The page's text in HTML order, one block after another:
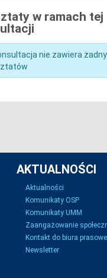
w ramach tej
nie zawiera
AKTUALNOŚCI
Aktualności
Komunikaty OSP
Komunikaty UMM
Zaangażowanie
Kontakt do biura
Newsletter